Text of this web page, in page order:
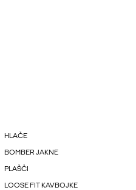
HLAČE
BOMBER JAKNE
PLAŠČI
LOOSE FIT KAVBOJKE